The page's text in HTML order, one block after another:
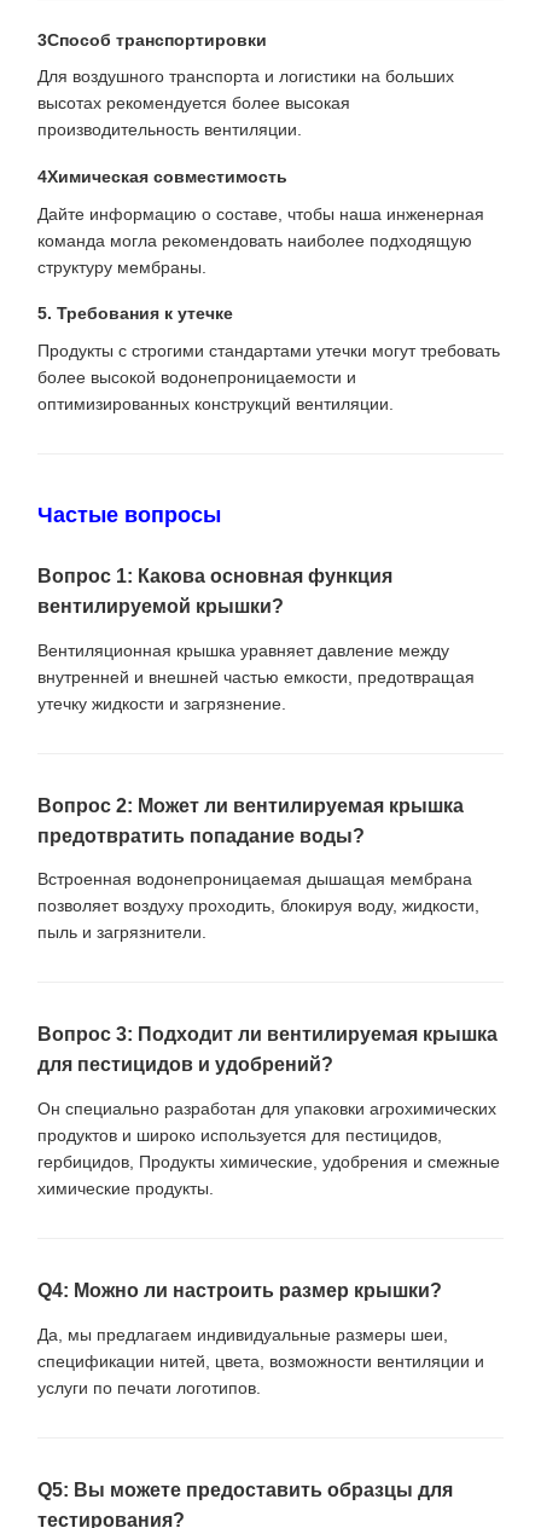
3Способ транспортировки
Для воздушного транспорта и логистики на больших
высотах рекомендуется более высокая
производительность вентиляции.
4Химическая совместимость
Дайте информацию о составе, чтобы наша инженерная
команда могла рекомендовать наиболее подходящую
структуру мембраны.
5. Требования к утечке
Продукты с строгими стандартами утечки могут требовать
более высокой водонепроницаемости и
оптимизированных конструкций вентиляции.
Частые вопросы
Вопрос 1: Какова основная функция
вентилируемой крышки?
Вентиляционная крышка уравняет давление между
внутренней и внешней частью емкости, предотвращая
утечку жидкости и загрязнение.
Вопрос 2: Может ли вентилируемая крышка
предотвратить попадание воды?
Встроенная водонепроницаемая дышащая мембрана
позволяет воздуху проходить, блокируя воду, жидкости,
пыль и загрязнители.
Вопрос 3: Подходит ли вентилируемая крышка
для пестицидов и удобрений?
Он специально разработан для упаковки агрохимических
продуктов и широко используется для пестицидов,
гербицидов, Продукты химические, удобрения и смежные
химические продукты.
Q4: Можно ли настроить размер крышки?
Да, мы предлагаем индивидуальные размеры шеи,
спецификации нитей, цвета, возможности вентиляции и
услуги по печати логотипов.
Q5: Вы можете предоставить образцы для
тестирования?